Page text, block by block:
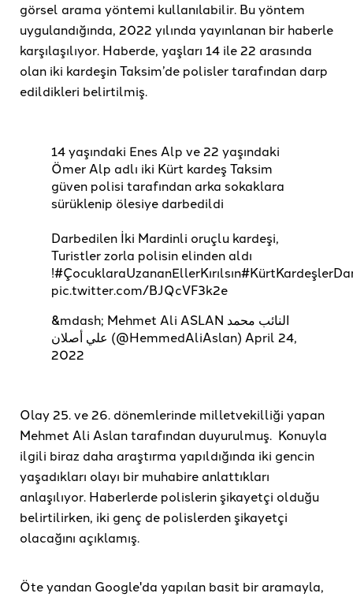
görsel arama yöntemi kullanılabilir. Bu yöntem
uygulandığında, 2022 yılında yayınlanan bir haberle
karşılaşılıyor. Haberde, yaşları 14 ile 22 arasında
olan iki kardeşin Taksim’de polisler tarafından darp
edildikleri belirtilmiş.
14 yaşındaki Enes Alp ve 22 yaşındaki
Ömer Alp adlı iki Kürt kardeş Taksim
güven polisi tarafından arka sokaklara
sürüklenip ölesiye darbedildi
Darbedilen İki Mardinli oruçlu kardeşi,
Turistler zorla polisin elinden aldı
!#ÇocuklaraUzananEllerKırılsın
pic.twitter.com/BJQcVF3k2e
&mdash; Mehmet Ali ASLAN النائب محمد
علي أصلان (@HemmedAliAslan) April 24,
2022
Olay 25. ve 26. dönemlerinde milletvekilliği yapan
Mehmet Ali Aslan tarafından duyurulmuş. Konuyla
ilgili biraz daha araştırma yapıldığında iki gencin
yaşadıkları olayı bir muhabire anlattıkları
anlaşılıyor. Haberlerde polislerin şikayetçi olduğu
belirtilirken, iki genç de polislerden şikayetçi
olacağını açıklamış.
Öte yandan Google'da yapılan basit bir aramayla,